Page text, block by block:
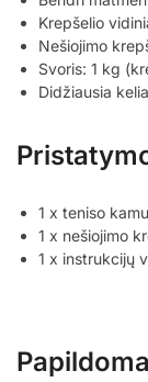
Krepšelio
Nešiojimo
Svoris: 1 kg
Didžiausia
1 x teniso
1 x nešiojimo
1 x instrukcijų